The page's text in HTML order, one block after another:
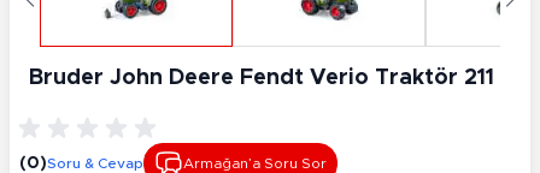
Bruder John Deere Fendt Verio Traktör 211
(0)Soru & Cevap Armağan’a Soru Sor